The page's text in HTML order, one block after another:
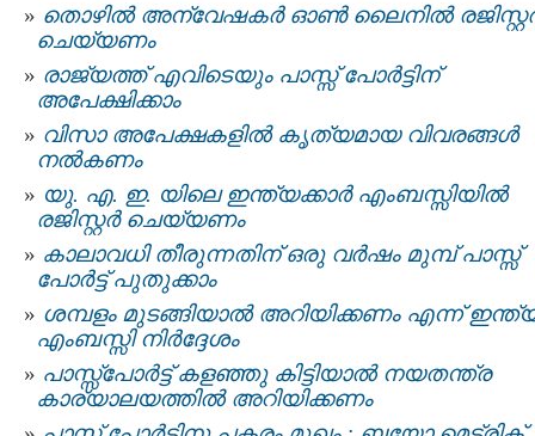
തൊഴില്‍ അന്വേഷകര്‍ ഓൺ ലൈനില്‍
ചെയ്യണം
രാജ്യത്ത് എവിടെയും പാസ്സ് പോർട്ടിന്
അപേക്ഷിക്കാം
വിസാ അപേക്ഷകളില്‍ കൃത്യമായ വിവരങ്ങള്‍
നല്‍കണം
യു. എ. ഇ. യിലെ ഇന്ത്യക്കാർ എംബസ്സിയിൽ
രജിസ്റ്റർ ചെയ്യണം
കാലാവധി തീരുന്നതിന് ഒരു വർഷം മുമ്പ് പാസ്സ്
പോര്‍ട്ട് പുതുക്കാം
ശമ്പളം മുടങ്ങിയാൽ അറിയിക്കണം എന്ന്
എംബസ്സി നിർദ്ദേശം
പാസ്സ്പോർട്ട് കളഞ്ഞു കിട്ടിയാല്‍ നയതന്ത്ര
കാര്യാലയത്തില്‍ അറിയിക്കണം